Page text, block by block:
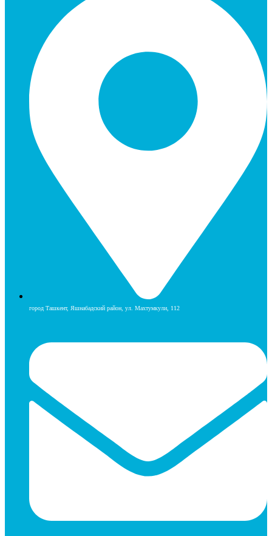
город Ташкент, Яшнабадский район, ул. Махтумкули, 112